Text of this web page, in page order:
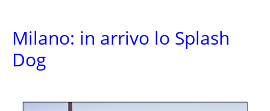
Milano: in arrivo lo Splash
Dog